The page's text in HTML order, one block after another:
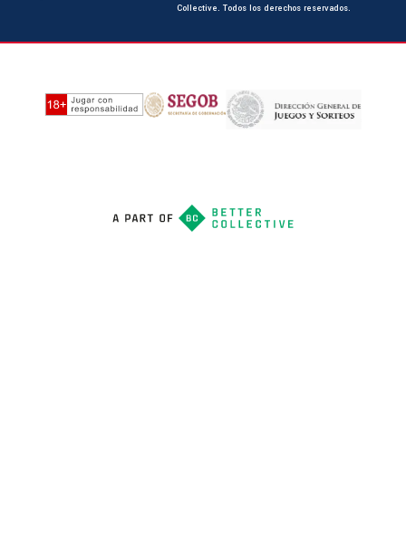
Collective. Todos los derechos reservados.